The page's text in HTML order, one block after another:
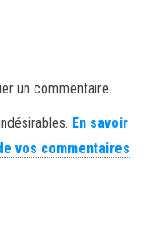
un commentaire.
En savoir
vos commentaires